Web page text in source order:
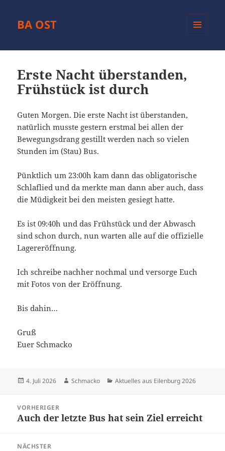
BA OST
Erste Nacht überstanden,
Frühstück ist durch
Guten Morgen. Die erste Nacht ist überstanden,
natürlich musste gestern erstmal bei allen der
Bewegungsdrang gestillt werden nach so vielen
Stunden im (Stau) Bus.
Pünktlich um 23:00h kam dann das obligatorische
Schlaflied und da merkte man dann aber auch, dass
die Müdigkeit bei den meisten gesiegt hatte.
Es ist 09:40h und das Frühstück und der Abwasch
sind schon durch, nun warten alle auf die offizielle
Lagereröffnung.
Ich schreibe nachher nochmal und versorge Euch
mit Fotos von der Eröffnung.
Bis dahin…
Gruß
Euer Schmacko
Veröffentlicht
4. Juli 2026 Autor
Schmacko Kategorien
Aktuelles aus Eilenburg 2026
VORHERIGER
Vorheriger
Auch der letzte Bus hat sein Ziel erreicht
NÄCHSTER